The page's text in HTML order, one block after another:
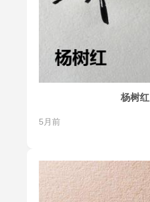
杨树红
5月前